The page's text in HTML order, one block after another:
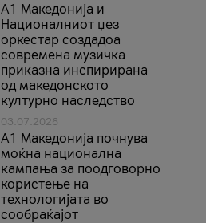
А1 Македонија и
Националниот џез
оркестар создадоа
современа музичка
приказна инспирирана
од македонското
културно наследство
03.07.2026
A1 Македонија почнува
моќна национална
кампања за поодговорно
користење на
технологијата во
сообраќајот